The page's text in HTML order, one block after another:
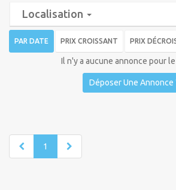
Localisation
PAR DATE PRIX CROISSANT PRIX
Il n'y a aucune annonce pour
Déposer Une Annonce
1